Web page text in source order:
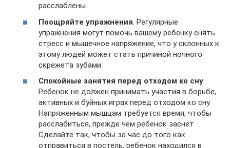
расслаблены.
Поощряйте упражнения . Регулярные
упражнения могут помочь вашему ребенку снять
стресс и мышечное напряжение, что у склонных к
этому людей может стать причиной ночного
скрежета зубами.
Спокойные занятия перед отходом ко сну.
Ребенок не должен принимать участия в борьбе,
активных и буйных играх перед отходом ко сну.
Напряженным мышцам требуется время, чтобы
расслабиться, прежде чем ребенок заснет.
Сделайте так, чтобы за час до того как
отправиться в постель, ребенок находился в